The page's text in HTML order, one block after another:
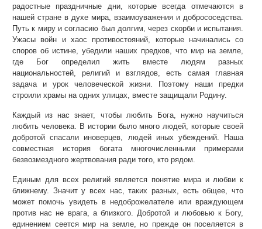
радостные праздничные дни, которые всегда отмечаются в
нашей стране в духе мира, взаимоуважения и добрососедства.
Путь к миру и согласию был долгим, через скорби и испытания.
Ужасы войн и хаос противостояний, которые начинались со
споров об истине, убедили наших предков, что мир на земле,
где Бог определил жить вместе людям разных
национальностей, религий и взглядов, есть самая главная
задача и урок человеческой жизни. Поэтому наши предки
строили храмы на одних улицах, вместе защищали Родину.
Каждый из нас знает, чтобы любить Бога, нужно научиться
любить человека. В истории было много людей, которые своей
добротой спасали иноверцев, людей иных убеждений. Наша
совместная история богата многочисленными примерами
безвозмездного жертвования ради того, кто рядом.
Единым для всех религий является понятие мира и любви к
ближнему. Значит у всех нас, таких разных, есть общее, что
может помочь увидеть в недоброжелателе или враждующем
против нас не врага, а близкого. Добротой и любовью к Богу,
единением сеется мир на земле, но прежде он поселяется в